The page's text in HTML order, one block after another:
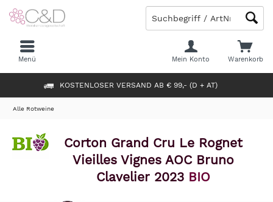
KOSTENLOSER VERSAND AB € 99,- (D + AT)
Warenkorb
Mein Konto
Menü
Alle Rotweine
Corton Grand Cru Le Rognet
Vieilles Vignes AOC Bruno
Clavelier 2023 BIO